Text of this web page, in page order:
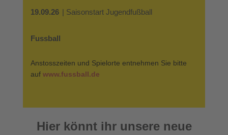
19.09.26 | Saisonstart Jugendfußball
Fussball
Anstosszeiten und Spielorte entnehmen Sie bitte
auf www.fussball.de
Hier könnt ihr unsere neue